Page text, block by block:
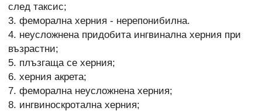
след таксис;
3. феморална херния - нерепонибилна.
4. неусложнена придобита ингвинална херния при
възрастни;
5. плъзгаща се херния;
6. херния акрета;
7. феморална неусложнена херния;
8. ингвиноскротална херния;